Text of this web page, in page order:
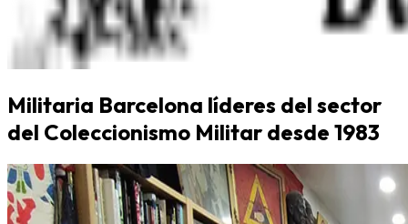
Militaria Barcelona líderes del sector
del Coleccionismo Militar desde 1983